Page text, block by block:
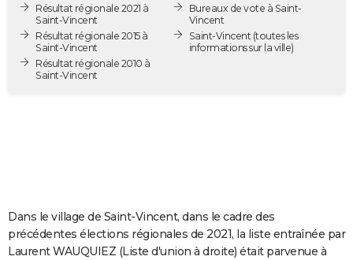
Destinations
City break
Voyage nature
Voyage de noces
Forum
PHOTO
GUIDES D'ACHAT
BONS PLANS
COPAINS D'AVANT
S'inscrire
Se connecter
Lycées
Collèges
Primaires
Universités
Entreprises
Service militaire
Avis de recherche
Résultat régionale 2021 à
Saint-Vincent
Résultat régionale 2015 à
Saint-Vincent
Résultat régionale 2010 à
Saint-Vincent
Bureaux de vote à Saint-
Vincent
Saint-Vincent (toutes les
informations sur la ville)
Dans le village de Saint-Vincent, dans le cadre des
précédentes élections régionales de 2021, la liste entraînée par
Laurent WAUQUIEZ (Liste d'union à droite) était parvenue à